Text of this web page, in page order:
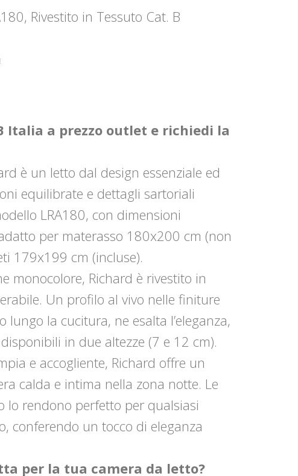
Rivestito in Tessuto Cat. B
Italia a prezzo outlet e richiedi la
è un letto dal design essenziale ed
equilibrate e dettagli sartoriali
LRA180, con dimensioni
per materasso 180x200 cm (non
179x199 cm (incluse).
monocolore, Richard è rivestito in
Un profilo al vivo nelle finiture
la cucitura, ne esalta l’eleganza,
in due altezze (7 e 12 cm).
e accogliente, Richard offre un
calda e intima nella zona notte. Le
lo rendono perfetto per qualsiasi
conferendo un tocco di eleganza
per la tua camera da letto?